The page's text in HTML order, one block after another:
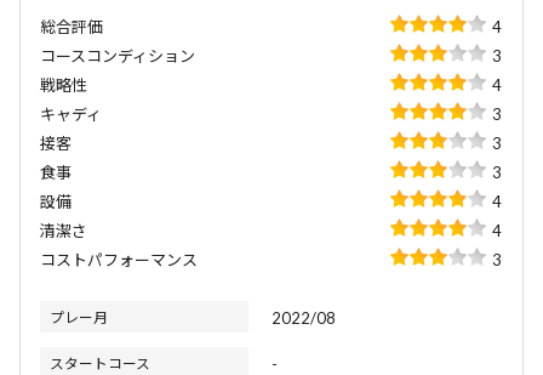
総合評価
4
コースコンディション
3
戦略性
4
キャディ
3
接客
3
食事
3
設備
4
清潔さ
4
コストパフォーマンス
3
プレー月 2022/08
スタートコース -